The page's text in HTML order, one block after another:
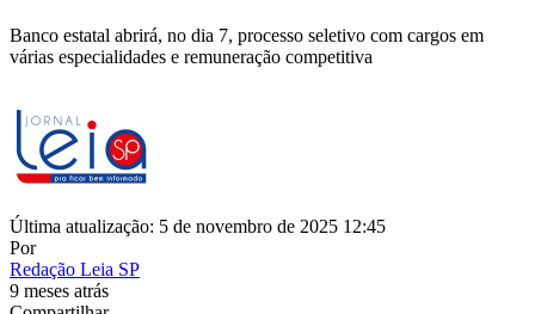
Banco estatal abrirá, no dia 7, processo seletivo com cargos em
várias especialidades e remuneração competitiva
Última atualização: 5 de novembro de 2025 12:45
Por
Redação Leia SP
9 meses atrás